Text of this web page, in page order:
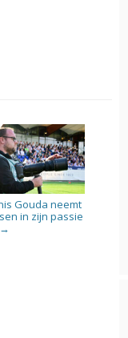
Gouda neemt
in zijn passie
→